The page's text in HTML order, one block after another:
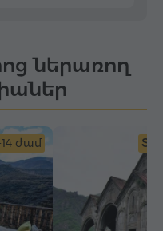
ներառող
14 ժամ